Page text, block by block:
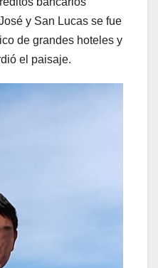
y San Lucas se fue
de grandes hoteles y
el paisaje.